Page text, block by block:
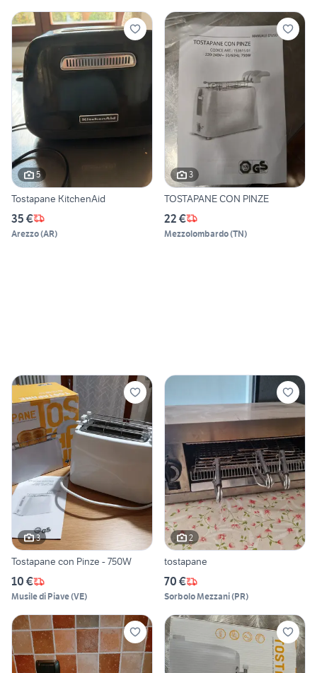
5
Tostapane KitchenAid
35 €
Arezzo(AR)
3
TOSTAPANE CON PINZE
22 €
Mezzolombardo(TN)
3
Tostapane con Pinze - 750W
10 €
Musile di Piave(VE)
2
tostapane
70 €
Sorbolo Mezzani(PR)